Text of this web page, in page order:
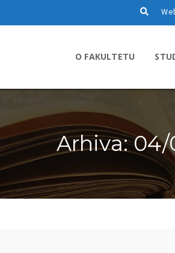
O FAKULTETU
Arhiva: 04/